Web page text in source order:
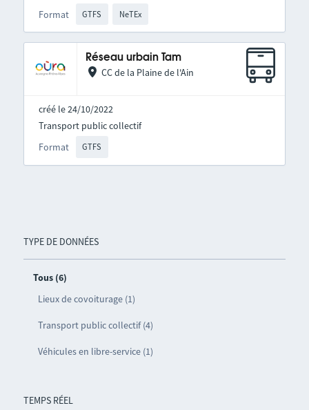
TYPE DE DONNÉES
Tous (6)
Lieux de covoiturage (1)
Transport public collectif (4)
Véhicules en libre-service (1)
TEMPS RÉEL
Format GTFS NeTEx
Réseau urbain Tam
CC de la Plaine de l'Ain
créé le 24/10/2022
Format GTFS
Transport public collectif